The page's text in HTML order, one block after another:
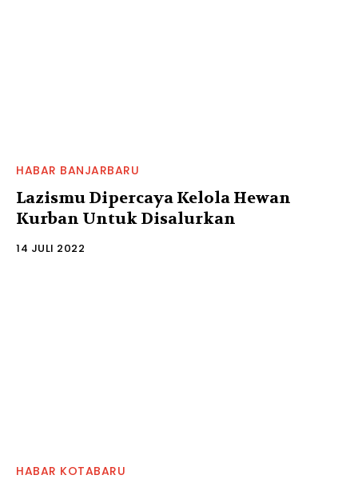
HABAR BANJARBARU
Lazismu Dipercaya Kelola Hewan
Kurban Untuk Disalurkan
14 JULI 2022
HABAR KOTABARU